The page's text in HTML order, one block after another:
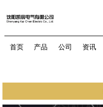
首页 产品 公司 资讯